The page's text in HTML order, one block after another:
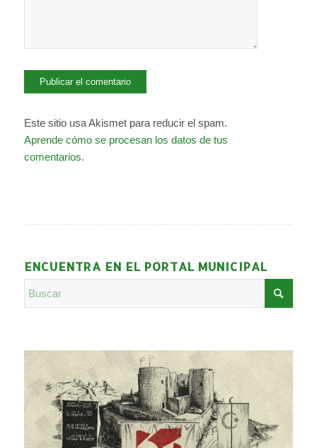
Este sitio usa Akismet para reducir el spam.
Aprende cómo se procesan los datos de tus
comentarios.
ENCUENTRA EN EL PORTAL MUNICIPAL